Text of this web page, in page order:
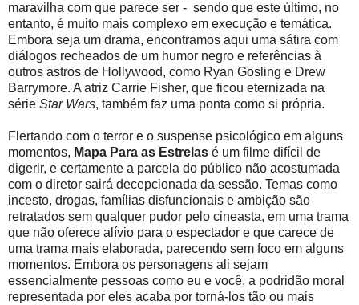
maravilha com que parece ser - sendo que este último, no
entanto, é muito mais complexo em execução e temática.
Embora seja um drama, encontramos aqui uma sátira com
diálogos recheados de um humor negro e referências à
outros astros de Hollywood, como Ryan Gosling e Drew
Barrymore. A atriz Carrie Fisher, que ficou eternizada na
série Star Wars, também faz uma ponta como si própria.
Flertando com o terror e o suspense psicológico em alguns
momentos, Mapa Para as Estrelas é um filme difícil de
digerir, e certamente a parcela do público não acostumada
com o diretor sairá decepcionada da sessão. Temas como
incesto, drogas, famílias disfuncionais e ambição são
retratados sem qualquer pudor pelo cineasta, em uma trama
que não oferece alívio para o espectador e que carece de
uma trama mais elaborada, parecendo sem foco em alguns
momentos. Embora os personagens ali sejam
essencialmente pessoas como eu e você, a podridão moral
representada por eles acaba por torná-los tão ou mais